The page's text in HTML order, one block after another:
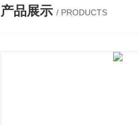
产品展示 / PRODUCTS